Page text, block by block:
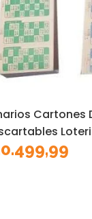
Cartones